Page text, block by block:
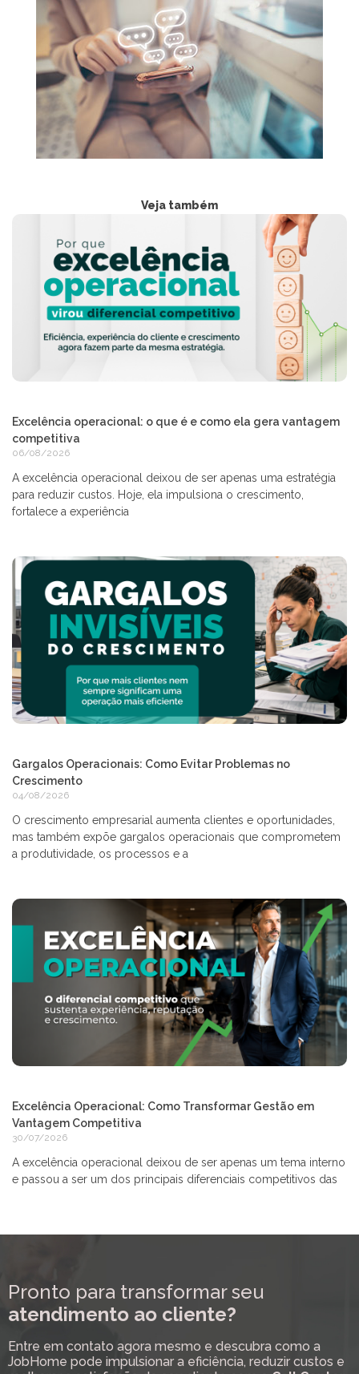
Veja também
Excelência operacional: o que é e como ela gera vantagem
competitiva
06/08/2026
A excelência operacional deixou de ser apenas uma estratégia
para reduzir custos. Hoje, ela impulsiona o crescimento,
fortalece a experiência
Gargalos Operacionais: Como Evitar Problemas no
Crescimento
04/08/2026
O crescimento empresarial aumenta clientes e oportunidades,
mas também expõe gargalos operacionais que comprometem
a produtividade, os processos e a
Excelência Operacional: Como Transformar Gestão em
Vantagem Competitiva
30/07/2026
A excelência operacional deixou de ser apenas um tema interno
e passou a ser um dos principais diferenciais competitivos das
Pronto para transformar seu
atendimento ao cliente?
Entre em contato agora mesmo e descubra como a
JobHome pode impulsionar a eficiência, reduzir custos e